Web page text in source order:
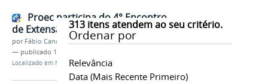
313itens atendem ao seu critério.
Ordenar por
Relevância
Data (mais Recente Primeiro)
Proec participa do 4° Encontro
de Extensão da Abruem
por Fábio Candido dos Santos
— publicado 18/04/2024
Localizado em Notícias